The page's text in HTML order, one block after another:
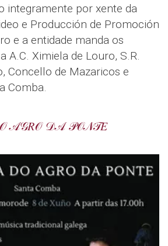
integramente por xente da
e Producción de Promoción
e a entidade manda os
A.C. Ximiela de Louro, S.R.
Concello de Mazaricos e
Comba.
𝒜𝒢𝑅𝒪 𝒟𝒜 𝒫𝒪𝒩𝒯𝐸